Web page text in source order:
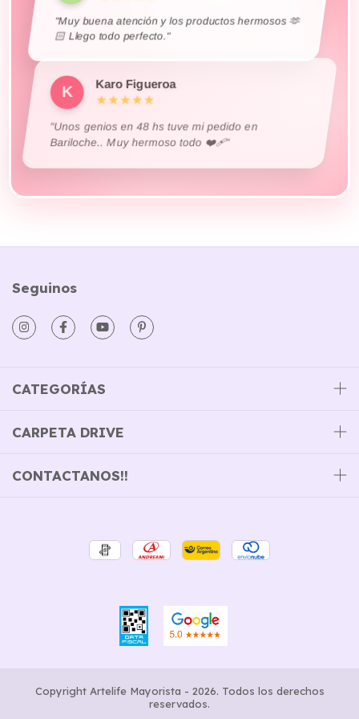
"Muy buena atención y los productos hermosos 🫶
🏻 Llego todo perfecto."
K
★★★★★
"Unos genios en 48 hs tuve mi pedido en
Bariloche.. Muy hermoso todo ❤️‍🩹"
Seguinos
CATEGORÍAS
CARPETA DRIVE
CONTACTANOS!!
Copyright Artelife Mayorista - 2026. Todos los derechos
reservados.